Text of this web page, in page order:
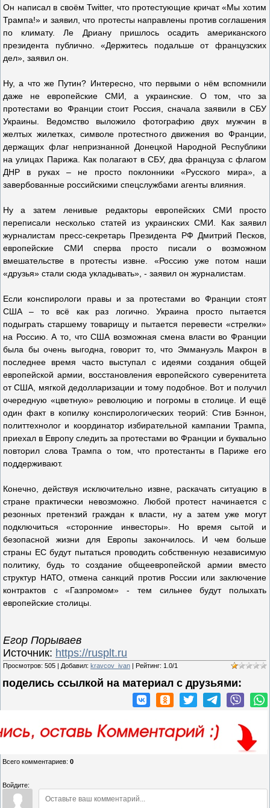
Он написал в своём Twitter, что протестующие кричат «Мы хотим
Трампа!» и заявил, что протесты направлены против соглашения
по климату. Ле Дриану пришлось осадить американского
президента публично. «Держитесь подальше от французских
дел», заявил он.
Ну, а что же Путин? Интересно, что первыми о нём вспомнили
даже не европейские СМИ, а украинские. О том, что за
протестами во Франции стоит Россия, сначала заявили в СБУ
Украины. Ведомство выложило фотографию двух мужчин в
желтых жилетках, символе протестного движения во Франции,
держащих флаг непризнанной Донецкой Народной Республики
на улицах Парижа. Как полагают в СБУ, два француза с флагом
ДНР в руках – не просто поклонники «Русского мира», а
завербованные российскими спецслужбами агенты влияния.
Ну а затем ленивые редакторы европейских СМИ просто
переписали несколько статей из украинских СМИ. Как заявил
журналистам пресс-секретарь Президента РФ Дмитрий Песков,
европейские СМИ сперва просто писали о возможном
вмешательстве в протесты извне. «Россию уже потом наши
«друзья» стали сюда укладывать», - заявил он журналистам.
Если конспирологи правы и за протестами во Франции стоят
США – то всё как раз логично. Украина просто пытается
подыграть старшему товарищу и пытается перевести «стрелки»
на Россию. А то, что США возможная смена власти во Франции
была бы очень выгодна, говорит то, что Эммануэль Макрон в
последнее время часто выступал с идеями создания общей
европейской армии, восстановления европейского суверенитета
от США, мягкой дедолларизации и тому подобное. Вот и получил
очередную «цветную» революцию и погромы в столице. И ещё
один факт в копилку конспирологических теорий: Стив Бэннон,
политтехнолог и координатор избирательной кампании Трампа,
приехал в Европу следить за протестами во Франции и буквально
повторил слова Трампа о том, что протестанты в Париже его
поддерживают.
Конечно, действуя исключительно извне, раскачать ситуацию в
стране практически невозможно. Любой протест начинается с
резонных претензий граждан к власти, ну а затем уже могут
подключиться «сторонние инвесторы». Но время сытой и
безопасной жизни для Европы закончилось. И чем больше
страны ЕС будут пытаться проводить собственную независимую
политику, будь то создание общеевропейской армии вместо
структур НАТО, отмена санкций против России или заключение
контрактов с «Газпромом» - тем сильнее будут полыхать
европейские столицы.
Егор Порываев
Источник: https://rusplt.ru
Просмотров: 505 | Добавил: kravcov_ivan | Рейтинг: 1.0/1
поделись ссылкой на материал c друзьями:
Всего комментариев: 0
Войдите: